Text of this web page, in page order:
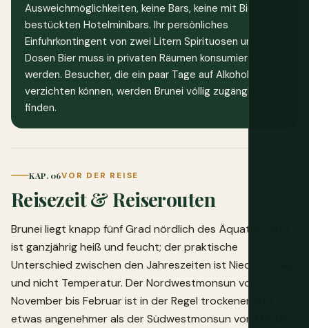
Ausweichmöglichkeiten, keine Bars, keine mit Bier
bestückten Hotelminibars. Ihr persönliches
Einfuhrkontingent von zwei Litern Spirituosen und 12
Dosen Bier muss in privaten Räumen konsumiert
werden. Besucher, die ein paar Tage auf Alkohol
verzichten können, werden Brunei völlig zugänglich
finden.
KAP. 06VOR DER REISE
Reisezeit & Reiserouten
Brunei liegt knapp fünf Grad nördlich des Äquators und
ist ganzjährig heiß und feucht; der praktische
Unterschied zwischen den Jahreszeiten ist Niederschlag
und nicht Temperatur. Der Nordwestmonsun von
November bis Februar ist in der Regel trockener und
etwas angenehmer als der Südwestmonsun von Mai bis